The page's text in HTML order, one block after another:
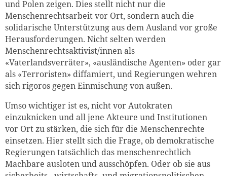
und Polen zeigen. Dies stellt nicht nur die
Menschenrechtsarbeit vor Ort, sondern auch die
solidarische Unterstützung aus dem Ausland vor große
Herausforderungen. Nicht selten werden
Menschenrechtsaktivist/innen als
«Vaterlandsverräter», «ausländische Agenten» oder gar
als «Terroristen» diffamiert, und Regierungen wehren
sich rigoros gegen Einmischung von außen.
Umso wichtiger ist es, nicht vor Autokraten
einzuknicken und all jene Akteure und Institutionen
vor Ort zu stärken, die sich für die Menschenrechte
einsetzen. Hier stellt sich die Frage, ob demokratische
Regierungen tatsächlich das menschenrechtlich
Machbare ausloten und ausschöpfen. Oder ob sie aus